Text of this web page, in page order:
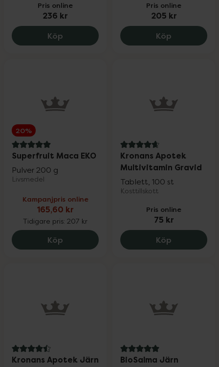
Pris online
236 kr
Köp Mini Ferrum Hemjärnspulver, 236 kr.
Pris online
205 kr
Köp Duroferon
20%
5 av 5 i omdöme
Superfruit Maca EKO
Pulver 200 g
Livsmedel
Kampanjpris online
165,60 kr
Tidigare pris: 207 kr
Köp Superfruit Maca EKO, 165.6 kr.
4.7 av 5 i omdöme
Kronans Apotek
Multivitamin Gravid
Tablett, 100 st
Kosttillskott
Pris online
75 kr
Köp Kronans
4.5 av 5 i omdöme
Kronans Apotek Järn
5 av 5 i omdöme
BioSalma Järn